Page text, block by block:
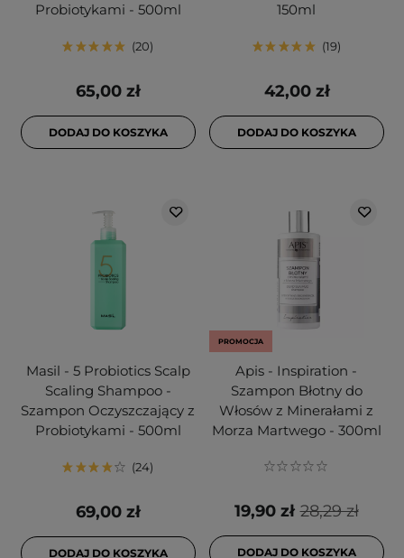
Probiotykami - 500ml
20
65,00 zł
DODAJ DO KOSZYKA
150ml
19
42,00 zł
DODAJ DO KOSZYKA
Masil - 5 Probiotics Scalp
Scaling Shampoo -
Szampon Oczyszczający z
Probiotykami - 500ml
24
69,00 zł
DODAJ DO KOSZYKA
PROMOCJA
Apis - Inspiration -
Szampon Błotny do
Włosów z Minerałami z
Morza Martwego - 300ml
28,29 zł
19,90 zł
DODAJ DO KOSZYKA